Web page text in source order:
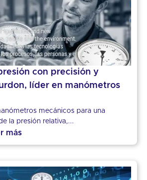
con precisión y
líder en manómetros
mecánicos para una
la presión relativa,...
más